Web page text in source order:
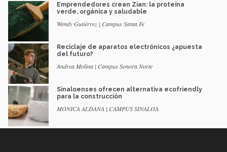
Emprendedores crean Zian: la proteína
verde, orgánica y saludable
Wendy Gutiérrez | Campus Santa Fe
Reciclaje de aparatos electrónicos ¿apuesta
del futuro?
Andrea Molina | Campus Sonora Norte
Sinaloenses ofrecen alternativa ecofriendly
para la construcción
MÓNICA ALDANA | CAMPUS SINALOA